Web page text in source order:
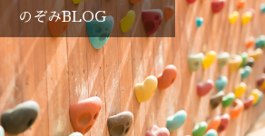
のぞみBLOG